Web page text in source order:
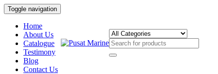
Toggle navigation
Home
About Us
Catalogue
Testimony
Blog
Contact Us